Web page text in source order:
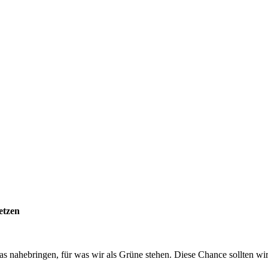
für was wir als Grüne stehen. Diese Chance sollten